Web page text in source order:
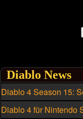
Diablo News
Diablo 4 Season 15:
Skillung für den
Diablo 4 für Nintendo